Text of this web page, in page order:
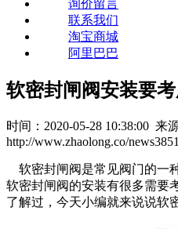
询价留言
联系我们
淘宝商城
阿里巴巴
软密封闸阀安装要
时间：2020-05-28 10:38:00 来源
http://www.zhaolong.co/
软密封闸阀是常见阀门的一
软密封闸阀的安装有很多需要
了解过，今天小编就来说说软